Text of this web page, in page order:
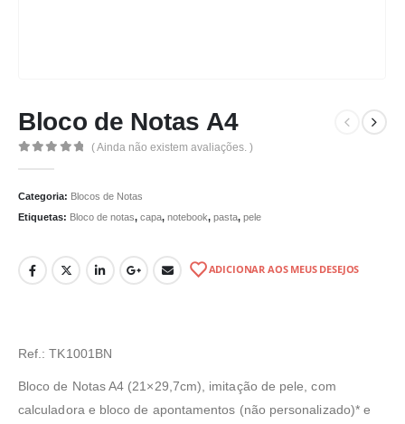
Bloco de Notas A4
( Ainda não existem avaliações. )
Categoria: Blocos de Notas
Etiquetas: Bloco de notas, capa, notebook, pasta, pele
ADICIONAR AOS MEUS DESEJOS
Ref.: TK1001BN
Bloco de Notas A4 (21×29,7cm), imitação de pele, com
calculadora e bloco de apontamentos (não personalizado)* e